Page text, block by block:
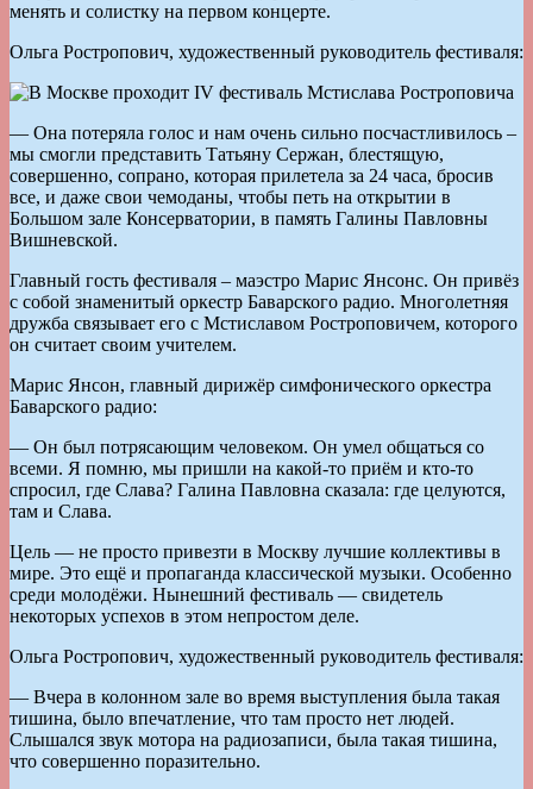
менять и солистку на первом концерте.
Ольга Ростропович, художественный руководитель фестиваля:
— Она потеряла голос и нам очень сильно посчастливилось –
мы смогли представить Татьяну Сержан, блестящую,
совершенно, сопрано, которая прилетела за 24 часа, бросив
все, и даже свои чемоданы, чтобы петь на открытии в
Большом зале Консерватории, в память Галины Павловны
Вишневской.
Главный гость фестиваля – маэстро Марис Янсонс. Он привёз
с собой знаменитый оркестр Баварского радио. Многолетняя
дружба связывает его с Мстиславом Ростроповичем, которого
он считает своим учителем.
Марис Янсон, главный дирижёр симфонического оркестра
Баварского радио:
— Он был потрясающим человеком. Он умел общаться со
всеми. Я помню, мы пришли на какой-то приём и кто-то
спросил, где Слава? Галина Павловна сказала: где целуются,
там и Слава.
Цель — не просто привезти в Москву лучшие коллективы в
мире. Это ещё и пропаганда классической музыки. Особенно
среди молодёжи. Нынешний фестиваль — свидетель
некоторых успехов в этом непростом деле.
Ольга Ростропович, художественный руководитель фестиваля:
— Вчера в колонном зале во время выступления была такая
тишина, было впечатление, что там просто нет людей.
Слышался звук мотора на радиозаписи, была такая тишина,
что совершенно поразительно.